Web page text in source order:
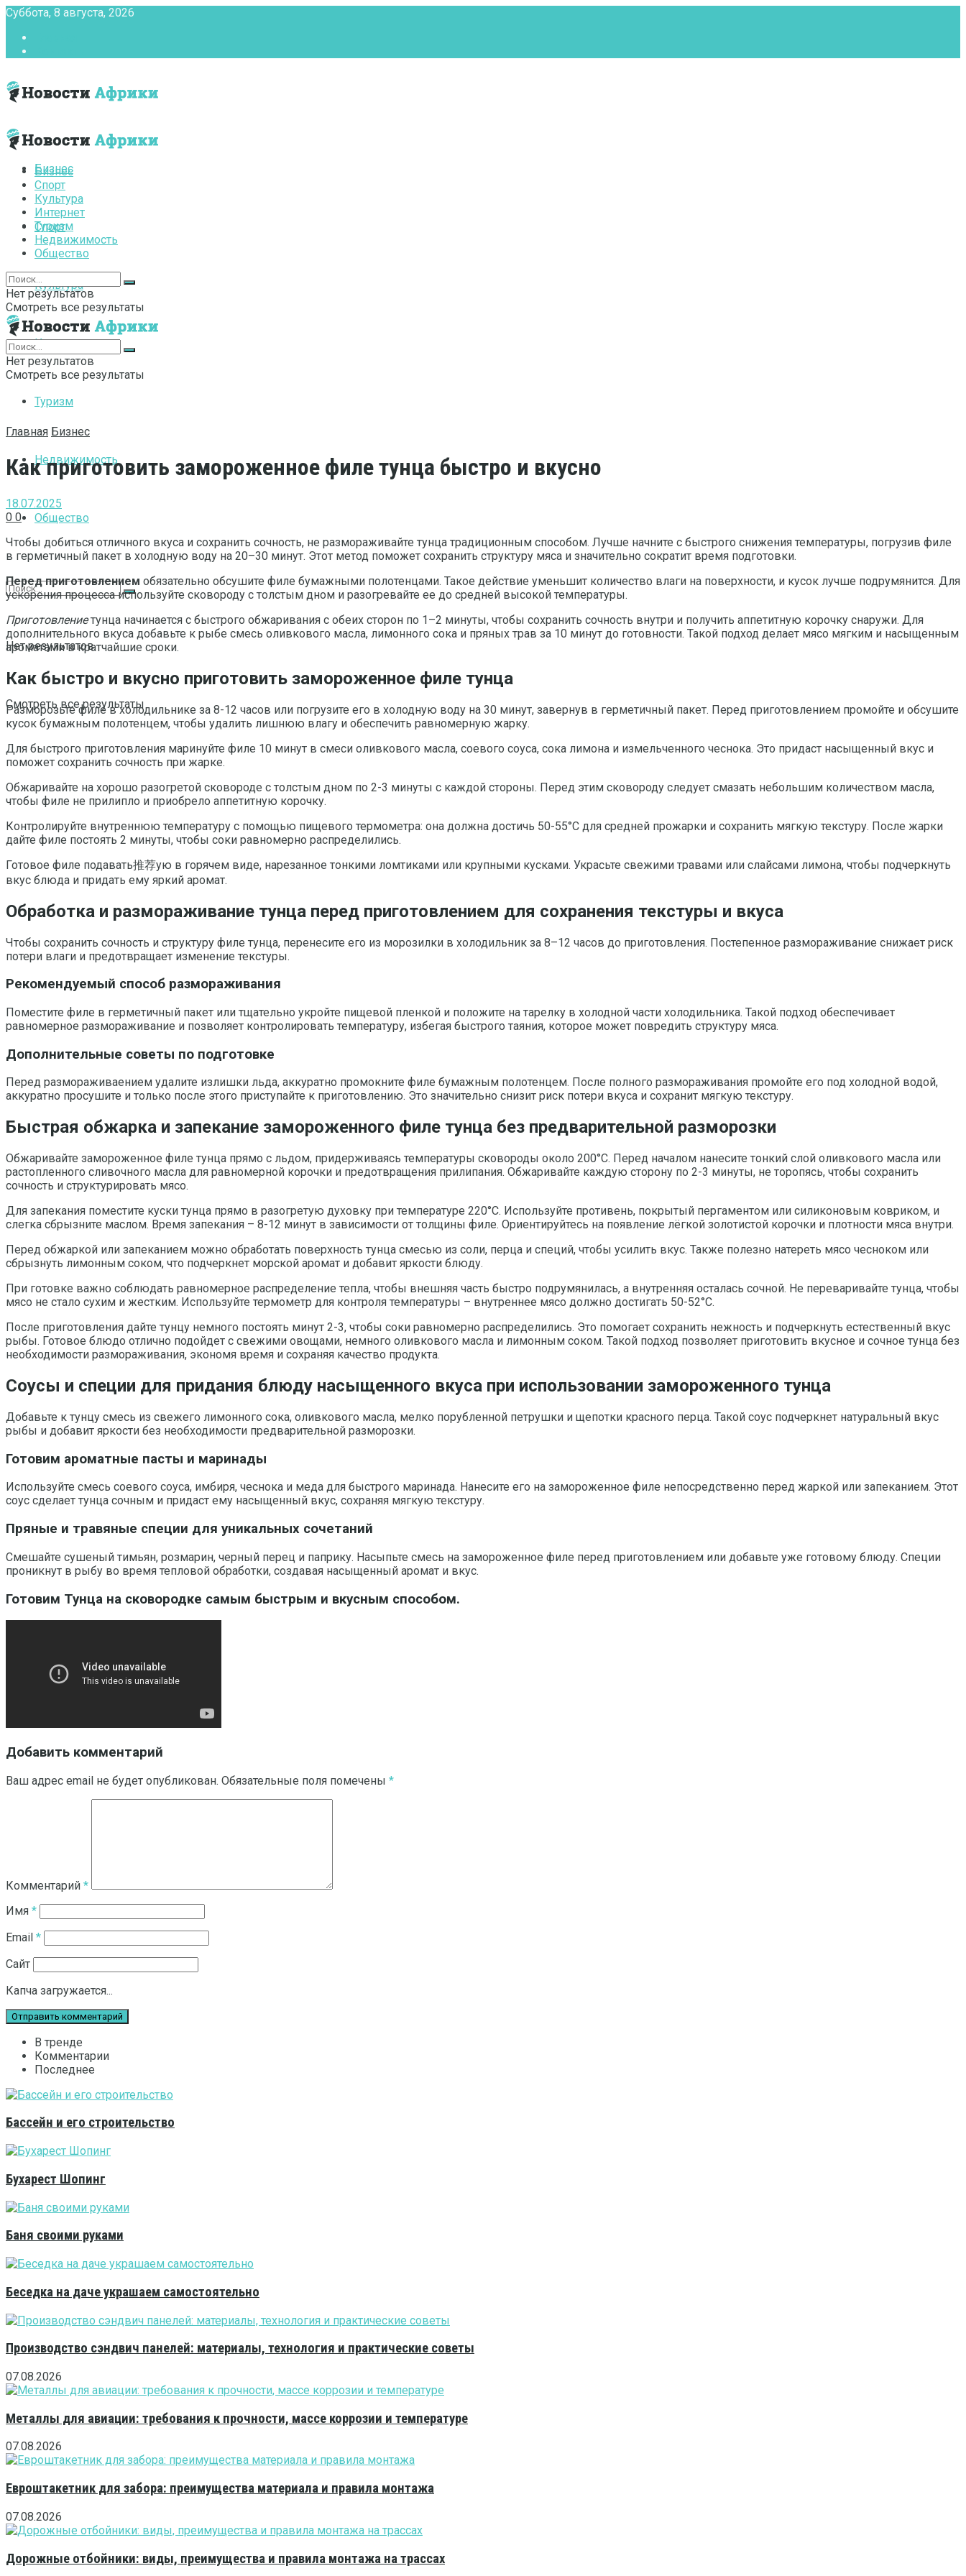
Суббота, 8 августа, 2026
Бизнес
Спорт
Культура
Интернет
Туризм
Недвижимость
Общество
Нет результатов
Смотреть все результаты
Бизнес
Спорт
Культура
Интернет
Туризм
Недвижимость
Общество
Нет результатов
Смотреть все результаты
Нет результатов
Смотреть все результаты
Главная Бизнес
Как приготовить замороженное филе тунца быстро и вкусно
18.07.2025
0 0
Чтобы добиться отличного вкуса и сохранить сочность, не размораживайте тунца традиционным способом. Лучше начните с быстрого снижения температуры, погрузив филе
в герметичный пакет в холодную воду на 20–30 минут. Этот метод поможет сохранить структуру мяса и значительно сократит время подготовки.
Перед приготовлением обязательно обсушите филе бумажными полотенцами. Такое действие уменьшит количество влаги на поверхности, и кусок лучше подрумянится. Для
ускорения процесса используйте сковороду с толстым дном и разогревайте ее до средней высокой температуры.
Приготовлениетунца начинается с быстрого обжаривания с обеих сторон по 1–2 минуты, чтобы сохранить сочность внутри и получить аппетитную корочку снаружи. Для
дополнительного вкуса добавьте к рыбе смесь оливкового масла, лимонного сока и пряных трав за 10 минут до готовности. Такой подход делает мясо мягким и насыщенным
ароматами в кратчайшие сроки.
Как быстро и вкусно приготовить замороженное филе тунца
Разморозьте филе в холодильнике за 8-12 часов или погрузите его в холодную воду на 30 минут, завернув в герметичный пакет. Перед приготовлением промойте и обсушите
кусок бумажным полотенцем, чтобы удалить лишнюю влагу и обеспечить равномерную жарку.
Для быстрого приготовления маринуйте филе 10 минут в смеси оливкового масла, соевого соуса, сока лимона и измельченного чеснока. Это придаст насыщенный вкус и
поможет сохранить сочность при жарке.
Обжаривайте на хорошо разогретой сковороде с толстым дном по 2-3 минуты с каждой стороны. Перед этим сковороду следует смазать небольшим количеством масла,
чтобы филе не прилипло и приобрело аппетитную корочку.
Контролируйте внутреннюю температуру с помощью пищевого термометра: она должна достичь 50-55°C для средней прожарки и сохранить мягкую текстуру. После жарки
дайте филе постоять 2 минуты, чтобы соки равномерно распределились.
Готовое филе подавать推荐ую в горячем виде, нарезанное тонкими ломтиками или крупными кусками. Украсьте свежими травами или слайсами лимона, чтобы подчеркнуть
вкус блюда и придать ему яркий аромат.
Обработка и размораживание тунца перед приготовлением для сохранения текстуры и вкуса
Чтобы сохранить сочность и структуру филе тунца, перенесите его из морозилки в холодильник за 8–12 часов до приготовления. Постепенное размораживание снижает риск
потери влаги и предотвращает изменение текстуры.
Рекомендуемый способ размораживания
Поместите филе в герметичный пакет или тщательно укройте пищевой пленкой и положите на тарелку в холодной части холодильника. Такой подход обеспечивает
равномерное размораживание и позволяет контролировать температуру, избегая быстрого таяния, которое может повредить структуру мяса.
Дополнительные советы по подготовке
Перед размораживаением удалите излишки льда, аккуратно промокните филе бумажным полотенцем. После полного размораживания промойте его под холодной водой,
аккуратно просушите и только после этого приступайте к приготовлению. Это значительно снизит риск потери вкуса и сохранит мягкую текстуру.
Быстрая обжарка и запекание замороженного филе тунца без предварительной разморозки
Обжаривайте замороженное филе тунца прямо с льдом, придерживаясь температуры сковороды около 200°C. Перед началом нанесите тонкий слой оливкового масла или
растопленного сливочного масла для равномерной корочки и предотвращения прилипания. Обжаривайте каждую сторону по 2-3 минуты, не торопясь, чтобы сохранить
сочность и структурировать мясо.
Для запекания поместите куски тунца прямо в разогретую духовку при температуре 220°C. Используйте противень, покрытый пергаментом или силиконовым ковриком, и
слегка сбрызните маслом. Время запекания – 8-12 минут в зависимости от толщины филе. Ориентируйтесь на появление лёгкой золотистой корочки и плотности мяса внутри.
Перед обжаркой или запеканием можно обработать поверхность тунца смесью из соли, перца и специй, чтобы усилить вкус. Также полезно натереть мясо чесноком или
сбрызнуть лимонным соком, что подчеркнет морской аромат и добавит яркости блюду.
При готовке важно соблюдать равномерное распределение тепла, чтобы внешняя часть быстро подрумянилась, а внутренняя осталась сочной. Не переваривайте тунца, чтобы
мясо не стало сухим и жестким. Используйте термометр для контроля температуры – внутреннее мясо должно достигать 50-52°C.
После приготовления дайте тунцу немного постоять минут 2-3, чтобы соки равномерно распределились. Это помогает сохранить нежность и подчеркнуть естественный вкус
рыбы. Готовое блюдо отлично подойдет с свежими овощами, немного оливкового масла и лимонным соком. Такой подход позволяет приготовить вкусное и сочное тунца без
необходимости размораживания, экономя время и сохраняя качество продукта.
Соусы и специи для придания блюду насыщенного вкуса при использовании замороженного тунца
Добавьте к тунцу смесь из свежего лимонного сока, оливкового масла, мелко порубленной петрушки и щепотки красного перца. Такой соус подчеркнет натуральный вкус
рыбы и добавит яркости без необходимости предварительной разморозки.
Готовим ароматные пасты и маринады
Используйте смесь соевого соуса, имбиря, чеснока и меда для быстрого маринада. Нанесите его на замороженное филе непосредственно перед жаркой или запеканием. Этот
соус сделает тунца сочным и придаст ему насыщенный вкус, сохраняя мягкую текстуру.
Пряные и травяные специи для уникальных сочетаний
Смешайте сушеный тимьян, розмарин, черный перец и паприку. Насыпьте смесь на замороженное филе перед приготовлением или добавьте уже готовому блюду. Специи
проникнут в рыбу во время тепловой обработки, создавая насыщенный аромат и вкус.
Готовим Тунца на сковородке самым быстрым и вкусным способом.
Добавить комментарий
Ваш адрес email не будет опубликован. Обязательные поля помечены *
Комментарий *
Имя *
Email *
Сайт
Капча загружается...
В тренде
Комментарии
Последнее
Бассейн и его строительство
Бухарест Шопинг
Баня своими руками
Беседка на даче украшаем самостоятельно
Производство сэндвич панелей: материалы, технология и практические советы
07.08.2026
Металлы для авиации: требования к прочности, массе коррозии и температуре
07.08.2026
Евроштакетник для забора: преимущества материала и правила монтажа
07.08.2026
Дорожные отбойники: виды, преимущества и правила монтажа на трассах